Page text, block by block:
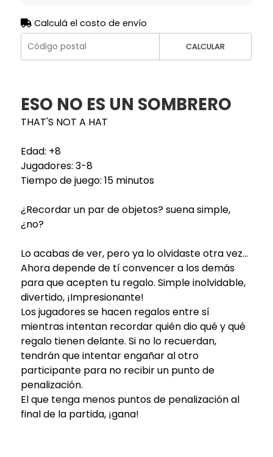
Calculá el costo de envío
CALCULAR
ESO NO ES UN SOMBRERO
THAT'S NOT A HAT
Edad: +8
Jugadores: 3-8
Tiempo de juego: 15 minutos
¿Recordar un par de objetos? suena simple,
¿no?
Lo acabas de ver, pero ya lo olvidaste otra vez...
Ahora depende de tí convencer a los demás
para que acepten tu regalo. Simple inolvidable,
divertido, ¡Impresionante!
Los jugadores se hacen regalos entre sí
mientras intentan recordar quién dio qué y qué
regalo tienen delante. Si no lo recuerdan,
tendrán que intentar engañar al otro
participante para no recibir un punto de
penalización.
El que tenga menos puntos de penalización al
final de la partida, ¡gana!